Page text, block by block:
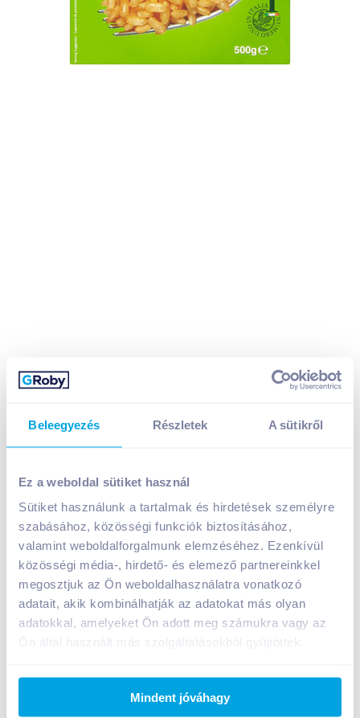
Beleegyezés Részletek A sütikről
Ez a weboldal sütiket használ
Sütiket használunk a tartalmak és hirdetések személyre
szabásához, közösségi funkciók biztosításához,
valamint weboldalforgalmunk elemzéséhez. Ezenkívül
közösségi média-, hirdető- és elemező partnereinkkel
megosztjuk az Ön weboldalhasználatra vonatkozó
adatait, akik kombinálhatják az adatokat más olyan
adatokkal, amelyeket Ön adott meg számukra vagy az
Mindent jóváhagy
Gallo barna rizs 500 g
A termék jelenleg nem elérhető
Bevásárlólistához adom Értesíts, ha olcsóbb!
Termékleírás a(z)Gallo barna rizs 500
gtermékhez:
tartalmaz, mint a fehér rizs. A rost megfelelő
fogyasztása elengedhetetlen az egészséges,